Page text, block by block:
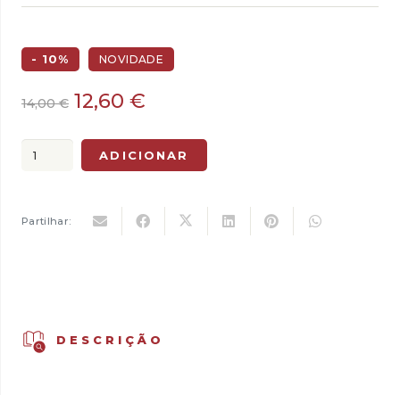
- 10% NOVIDADE
14,00€ O
original
era:
12,60 €
atual
é:
Quantidade
sobre
ADICIONAR
Partilhar:
DESCRIÇÃO